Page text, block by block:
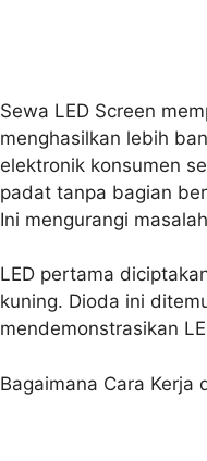
Sewa LED Screen
menghasilkan lebih
elektronik konsumen
padat tanpa bagian
Ini mengurangi
LED pertama
kuning. Dioda ini
mendemonstrasikan
Bagaimana Cara Kerja